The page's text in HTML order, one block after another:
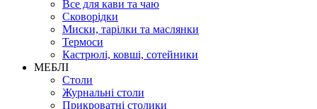
Все для кави та чаю
Сковорідки
Миски, тарілки та маслянки
Термоси
Кастрюлі, ковші, сотейники
МЕБЛІ
Столи
Журнальні столи
Прикроватні столики